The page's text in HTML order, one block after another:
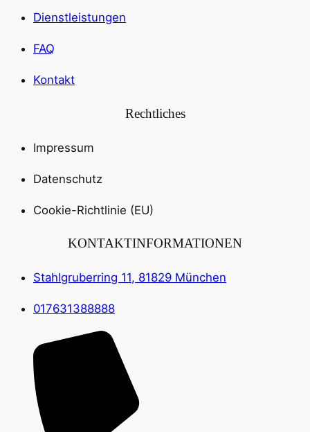
Dienstleistungen
FAQ
Kontakt
Rechtliches
Impressum
Datenschutz
Cookie-Richtlinie (EU)
KONTAKTINFORMATIONEN
Stahlgruberring 11, 81829 München
017631388888